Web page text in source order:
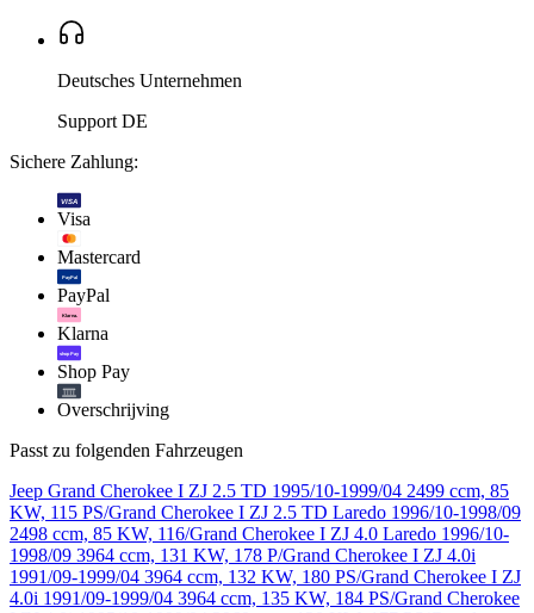
Deutsches Unternehmen
Support DE
Sichere Zahlung:
VISA
Visa
Mastercard
PayPal
PayPal
Klarna.
Klarna
shop Pay
Shop Pay
Overschrijving
Passt zu folgenden Fahrzeugen
Jeep Grand Cherokee I ZJ 2.5 TD 1995/10-1999/04 2499 ccm, 85
KW, 115 PS/Grand Cherokee I ZJ 2.5 TD Laredo 1996/10-1998/09
2498 ccm, 85 KW, 116/Grand Cherokee I ZJ 4.0 Laredo 1996/10-
1998/09 3964 ccm, 131 KW, 178 P/Grand Cherokee I ZJ 4.0i
1991/09-1999/04 3964 ccm, 132 KW, 180 PS/Grand Cherokee I ZJ
4.0i 1991/09-1999/04 3964 ccm, 135 KW, 184 PS/Grand Cherokee